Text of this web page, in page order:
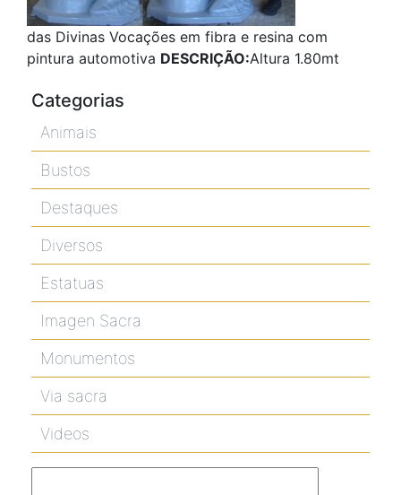
das Divinas Vocações em fibra e resina com
pintura automotiva DESCRIÇÃO:Altura 1.80mt
Categorias
Animais
Bustos
Destaques
Diversos
Estatuas
Imagen Sacra
Monumentos
Via sacra
Videos